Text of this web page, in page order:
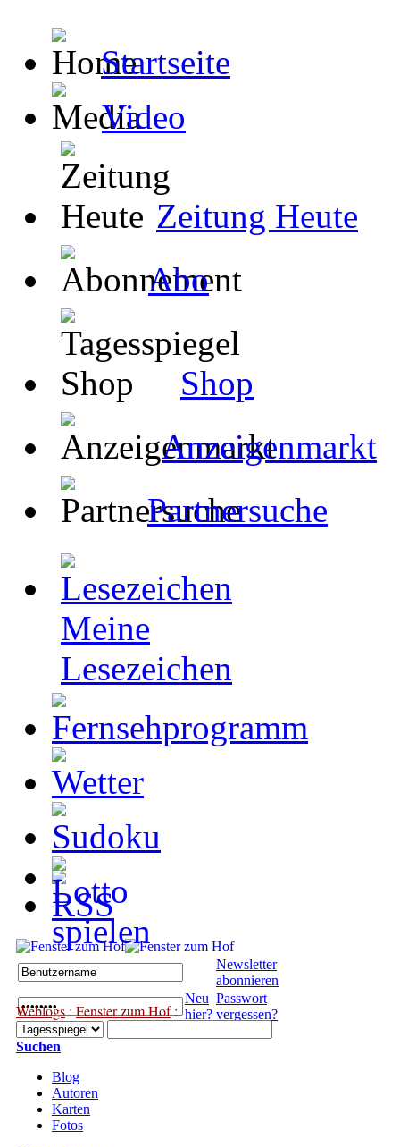
Startseite
Video
Zeitung Heute
Abo
Shop
Anzeigenmarkt
Partnersuche
Meine
Lesezeichen
Newsletter
abonnieren
Neu
hier?
Passwort
vergessen?
Weblogs:Fenster zum Hof:
Suchen
Blog
Autoren
Karten
Fotos